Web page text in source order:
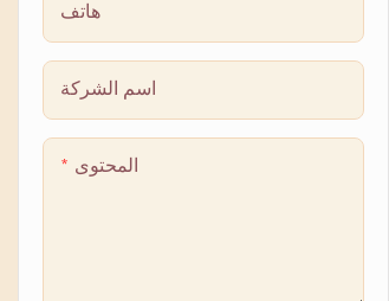
هاتف
اسم الشركة
المحتوى